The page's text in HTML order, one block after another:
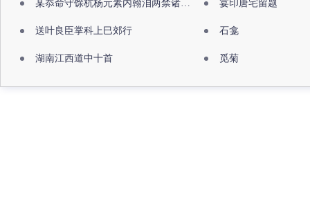
某忝命守馀杭杨元素内翰洎两禁诸公出祖佛寺 宴印唐宅留题
送叶良臣掌科上巳郊行 石龛
湖南江西道中十首 觅菊